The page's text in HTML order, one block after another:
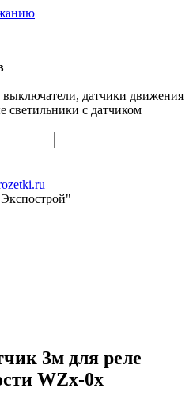
выключатели, датчики движения
светильники с датчиком
3м для реле
WZx-0x